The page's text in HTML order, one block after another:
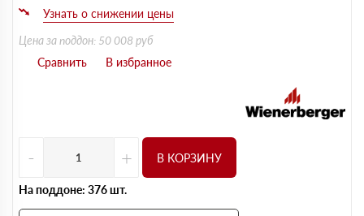
Цена за поддон: 50 008 руб
- + В КОРЗИНУ
На поддоне: 376 шт.